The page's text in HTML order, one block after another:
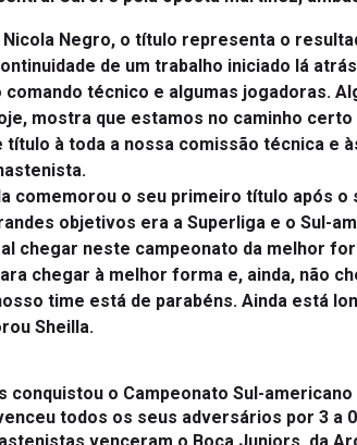
Negro, o título representa o
de um trabalho iniciado lá
comando técnico e algumas jogadoras.
mostra que estamos no caminho
título à toda a nossa comissão técnica e
comemorou o seu primeiro título após
objetivos era a Superliga e o Sul-
chegar neste campeonato da melhor
chegar à melhor forma e, ainda, não
time está de parabéns. Ainda está
Sheilla.
conquistou o Campeonato Sul-
todos os seus adversários por 3 a
venceram o Boca Juniors, da